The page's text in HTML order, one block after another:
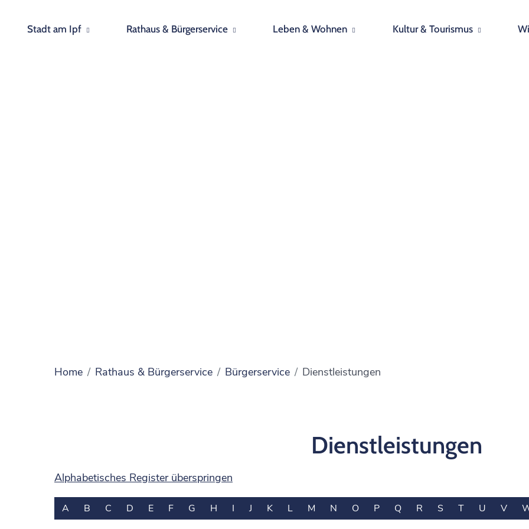
Stadt am Ipf Rathaus & Bürgerservice Leben & Wohnen Kultur & Tourismus
Home Rathaus & Bürgerservice Bürgerservice Dienstleistungen
Dienstleistungen
Alphabetisches Register überspringen
A B C D E F G H I J K L M N O P Q R S T U V